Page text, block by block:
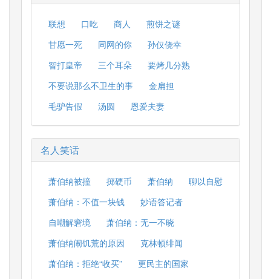
联想 口吃 商人
煎饼之谜
甘愿一死
同网的你
孙仅侥幸
智打皇帝
三个耳朵
要烤几分熟
不要说那么不卫生的事
金扁担
毛驴告假
汤圆 恩爱夫妻
名人笑话
萧伯纳被撞 掷硬币 萧伯纳
聊以自慰
萧伯纳：不值一块钱
妙语答记者
自嘲解窘境
萧伯纳：无一不晓
萧伯纳闹饥荒的原因
克林顿绯闻
萧伯纳：拒绝“收买”
更民主的国家